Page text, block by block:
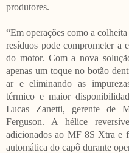
produtores.
“Em operações como a
resíduos pode comprometer a
do motor. Com a nova
apenas um toque no botão
ar e eliminando as
térmico e maior
Lucas Zanetti, gerente de
Ferguson. A hélice
adicionados ao MF 8S Xtra e
automática do capô durante